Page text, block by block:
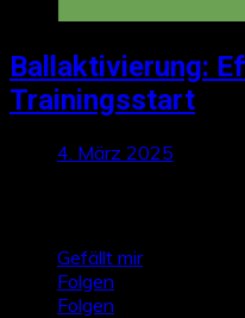
Ballaktivierung:
Trainingsstart
4. März 2025
Gefällt mir
Folgen
Folgen